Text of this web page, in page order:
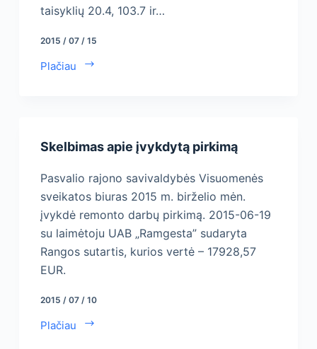
taisyklių 20.4, 103.7 ir…
2015 / 07 / 15
Plačiau
Skelbimas apie įvykdytą pirkimą
Pasvalio rajono savivaldybės Visuomenės
sveikatos biuras 2015 m. birželio mėn.
įvykdė remonto darbų pirkimą. 2015-06-19
su laimėtoju UAB „Ramgesta” sudaryta
Rangos sutartis, kurios vertė – 17928,57
EUR.
2015 / 07 / 10
Plačiau